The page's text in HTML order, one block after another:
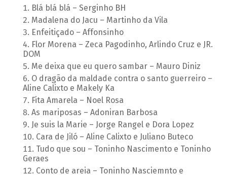
Blá blá blá – Serginho BH
Madalena do Jacu – Martinho da Vila
Enfeitiçado – Affonsinho
Flor Morena – Zeca Pagodinho, Arlindo Cruz e JR.
DOM
Me deixa que eu quero sambar – Mauro Diniz
O dragão da maldade contra o santo guerreiro –
Aline Calixto e Makely Ka
Fita Amarela – Noel Rosa
As mariposas – Adoniran Barbosa
Je suis la Marie – Jorge Rangel e Dora Lopez
Cara de Jiló – Aline Calixto e Juliano Buteco
Tudo que sou – Toninho Nascimento e Toninho
Geraes
Conto de areia – Toninho Nasciemnto e